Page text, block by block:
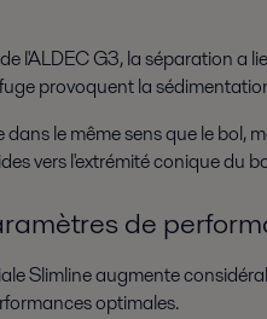
l'ALDEC G3, la séparation a
provoquent la
le même sens que le bol,
vers l'extrémité conique du
de
Slimline augmente
optimales.